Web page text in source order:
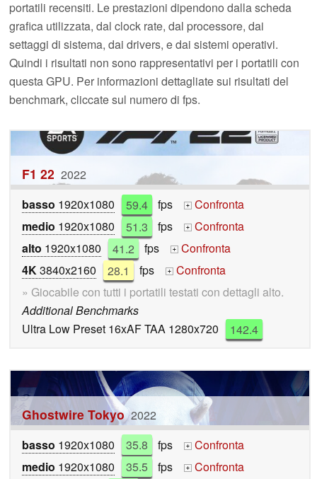
portatili recensiti. Le prestazioni dipendono dalla scheda
grafica utilizzata, dal clock rate, dal processore, dai
settaggi di sistema, dai drivers, e dai sistemi operativi.
Quindi i risultati non sono rappresentativi per i portatili con
questa GPU. Per informazioni dettagliate sui risultati del
benchmark, cliccate sul numero di fps.
F1 22 2022
basso 1920x1080 59.4 fps +
Confronta
medio 1920x1080 51.3 fps +
Confronta
alto 1920x1080 41.2 fps +
Confronta
4K3840x2160 28.1 fps +
Confronta
» Giocabile con tutti i portatili testati con dettagli alto.
Additional Benchmarks
Ultra Low Preset 16xAF TAA 1280x720
142.4
Ghostwire Tokyo 2022
basso 1920x1080 35.8 fps +
Confronta
medio 1920x1080 35.5 fps +
Confronta